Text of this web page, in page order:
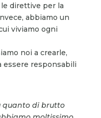
direttive per la
abbiamo un
viviamo ogni
noi a crearle,
essere responsabili
quanto di brutto